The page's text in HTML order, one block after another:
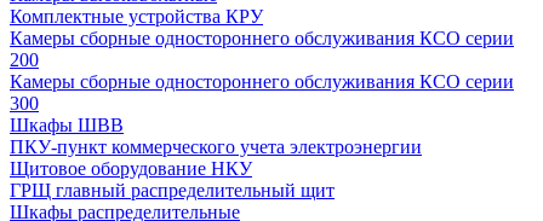
Комплектные устройства КРУ
Камеры сборные одностороннего обслуживания КСО серии
200
Камеры сборные одностороннего обслуживания КСО серии
300
Шкафы ШВВ
ПКУ-пункт коммерческого учета электроэнергии
Щитовое оборудование НКУ
ГРЩ главный распределительный щит
Шкафы распределительные